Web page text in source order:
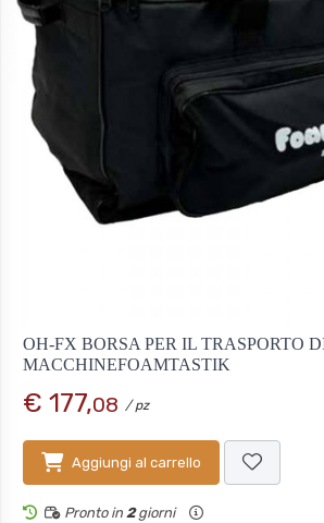
OH-FX BORSA PER IL TRASPORTO
MACCHINEFOAMTASTIK
€ 177,08 / pz
Aggiungi al carrello
Pronto in 2giorni